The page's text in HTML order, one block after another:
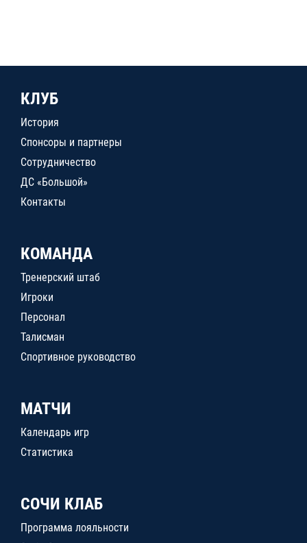
КЛУБ
История
Спонсоры и партнеры
Сотрудничество
ДС «Большой»
Контакты
КОМАНДА
Тренерский штаб
Игроки
Персонал
Талисман
Спортивное руководство
МАТЧИ
Календарь игр
Статистика
СОЧИ КЛАБ
Программа лояльности